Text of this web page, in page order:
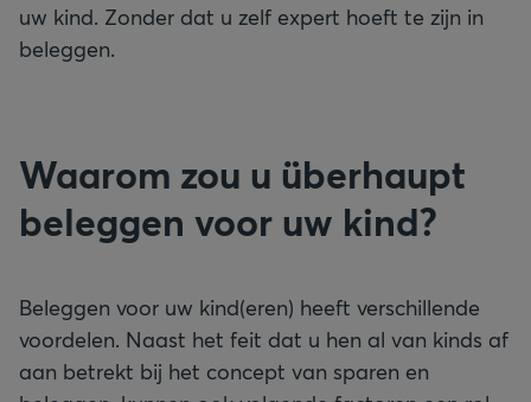
uw kind. Zonder dat u zelf expert hoeft te zijn in
beleggen.
Waarom zou u überhaupt
beleggen voor uw kind?
Beleggen voor uw kind(eren) heeft verschillende
voordelen. Naast het feit dat u hen al van kinds af
aan betrekt bij het concept van sparen en